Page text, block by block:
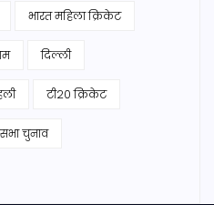
भारत महिला क्रिकेट
दिल्ली
टी20 क्रिकेट
चुनाव